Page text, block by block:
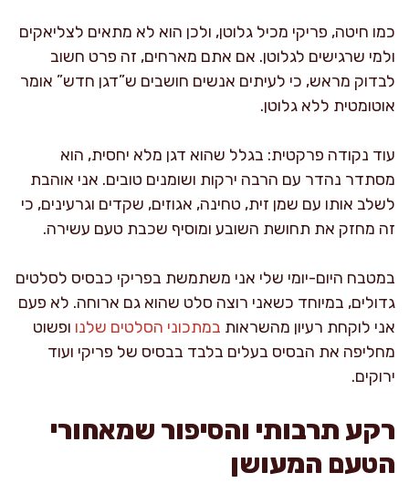
כמו חיטה, פריקי מכיל גלוטן, ולכן הוא לא מתאים לצליאקים
ולמי שרגישים לגלוטן. אם אתם מארחים, זה פרט חשוב
לבדוק מראש, כי לעיתים אנשים חושבים ש”דגן חדש” אומר
אוטומטית ללא גלוטן.
עוד נקודה פרקטית: בגלל שהוא דגן מלא יחסית, הוא
מסתדר נהדר עם הרבה ירקות ושומנים טובים. אני אוהבת
לשלב אותו עם שמן זית, טחינה, אגוזים, שקדים וגרעינים, כי
זה מחזק את תחושת השובע ומוסיף שכבת טעם עשירה.
במטבח היום-יומי שלי אני משתמשת בפריקי כבסיס לסלטים
גדולים, במיוחד כשאני רוצה סלט שהוא גם ארוחה. לא פעם
אני לוקחת רעיון מהשראות במתכוני הסלטים שלנו ופשוט
מחליפה את הבסיס בעלים בלבד בבסיס של פריקי ועוד
ירוקים.
רקע תרבותי והסיפור שמאחורי
הטעם המעושן